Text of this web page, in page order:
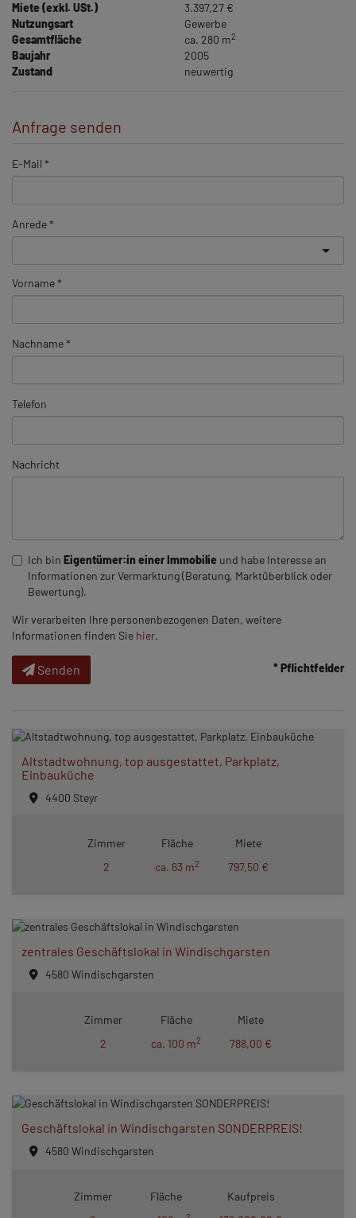
Miete (exkl. USt.)
3.397,27 €
Nutzungsart
Gewerbe
Gesamtfläche
ca. 280 m2
Baujahr
2005
Zustand
neuwertig
Anfrage senden
E-Mail
Anrede
Vorname
Nachname
Telefon
Nachricht
Ich bin Eigentümer:in einer Immobilie und habe Interesse an
Informationen zur Vermarktung (Beratung, Marktüberblick oder
Bewertung).
Wir verarbeiten Ihre personenbezogenen Daten, weitere
Informationen finden Sie hier.
Senden * Pflichtfelder
Altstadtwohnung, top ausgestattet, Parkplatz,
Einbauküche
4400 Steyr
Zimmer
2
Fläche
ca. 63 m2
Miete
797,50 €
zentrales Geschäftslokal in Windischgarsten
4580 Windischgarsten
Zimmer
2
Fläche
ca. 100 m2
Miete
788,00 €
Geschäftslokal in Windischgarsten SONDERPREIS!
4580 Windischgarsten
Zimmer
Fläche
Kaufpreis